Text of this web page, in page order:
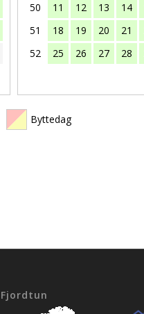
50
11 12 13 14
51
18 19 20 21
52
25 26 27 28
Byttedag
Fjordtun